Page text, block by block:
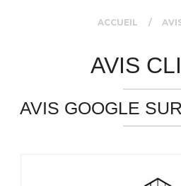
ACCUEIL
AVIS
AVIS GOOGLE